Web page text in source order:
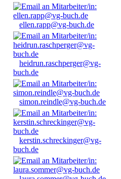
ellen.rapp@vg-buch.de
heidrun.raschperger@vg-
buch.de
simon.reindle@vg-buch.de
kerstin.schreckinger@vg-
buch.de